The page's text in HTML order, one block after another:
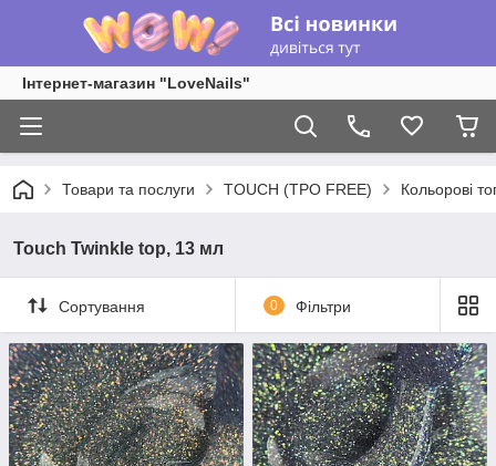
Інтернет-магазин "LoveNails"
Товари та послуги TOUCH (TPO FREE) Кольорові
Touch Twinkle top, 13 мл
Сортування 0 Фільтри